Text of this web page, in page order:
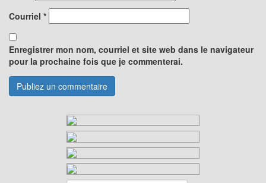
Courriel *
Enregistrer mon nom, courriel et site web dans le navigateur
pour la prochaine fois que je commenterai.